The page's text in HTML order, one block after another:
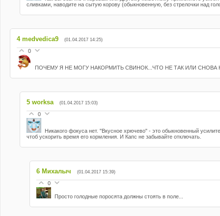
сливками, наводите на сытую корову (обыкновенную, без стрелочки над
4 medvedica9 (01.04.2017 14:25)
0
ПОЧЕМУ Я НЕ МОГУ НАКОРМИТЬ СВИНОК...ЧТО НЕ ТАК ИЛИ
5 worksa (01.04.2017 15:03)
0
Никакого фокуса нет. "Вкусное хрючево" - это обыкновенный
чтоб ускорить время его кормления. И Капс не забывайте отключать.
6 Михалыч (01.04.2017 15:39)
0
Просто голодные поросята должны стоять в поле...